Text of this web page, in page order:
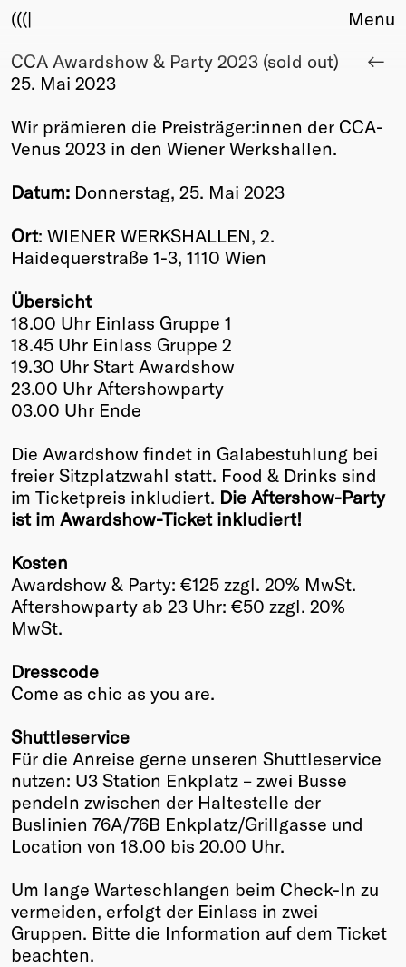
(((|
About
Club
Sponsors
Fair Work
Upcoming
Past
Membership
Info
Members
Young Creatives
Friends of Creativity
2026
Past
Annual
Menu
CCA Awardshow & Party 2023 (sold out)
25. Mai 2023
Wir prämieren die Preisträger:innen der CCA-
Venus 2023 in den Wiener Werkshallen.
Datum: Donnerstag, 25. Mai 2023
Ort: WIENER WERKSHALLEN, 2.
Haidequerstraße 1-3, 1110 Wien
Übersicht
18.00 Uhr Einlass Gruppe 1
18.45 Uhr Einlass Gruppe 2
19.30 Uhr Start Awardshow
23.00 Uhr Aftershowparty
03.00 Uhr Ende
Die Awardshow findet in Galabestuhlung bei
freier Sitzplatzwahl statt. Food & Drinks sind
im Ticketpreis inkludiert. Die Aftershow-Party
ist im Awardshow-Ticket inkludiert!
Kosten
Awardshow & Party: €125 zzgl. 20% MwSt.
Aftershowparty ab 23 Uhr: €50 zzgl. 20%
MwSt.
Dresscode
Come as chic as you are.
Shuttleservice
Für die Anreise gerne unseren Shuttleservice
nutzen: U3 Station Enkplatz – zwei Busse
pendeln zwischen der Haltestelle der
Buslinien 76A/76B Enkplatz/Grillgasse und
Location von 18.00 bis 20.00 Uhr.
Um lange Warteschlangen beim Check-In zu
vermeiden, erfolgt der Einlass in zwei
Gruppen. Bitte die Information auf dem Ticket
beachten.